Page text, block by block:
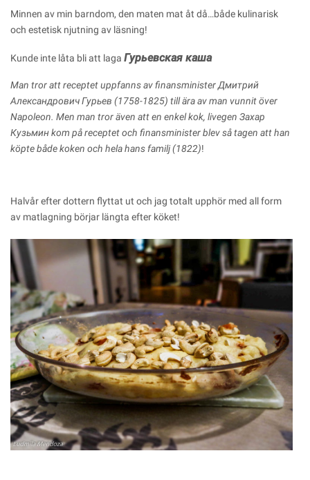
(Opens
in
new
(Opens
in
new
window)
Minnen av min barndom, den maten mat åt då…både kulinarisk
och estetisk njutning av läsning!
Kunde inte låta bli att laga Гурьевская каша
Man tror att receptet uppfanns av finansminister Дмитрий
Александрович Гурьев (1758-1825) till ära av man vunnit över
Napoleon. Men man tror även att en enkel kok, livegen Захар
Кузьмин kom på receptet och finansminister blev så tagen att han
köpte både koken och hela hans familj (1822)!
Halvår efter dottern flyttat ut och jag totalt upphör med all form
av matlagning börjar längta efter köket!